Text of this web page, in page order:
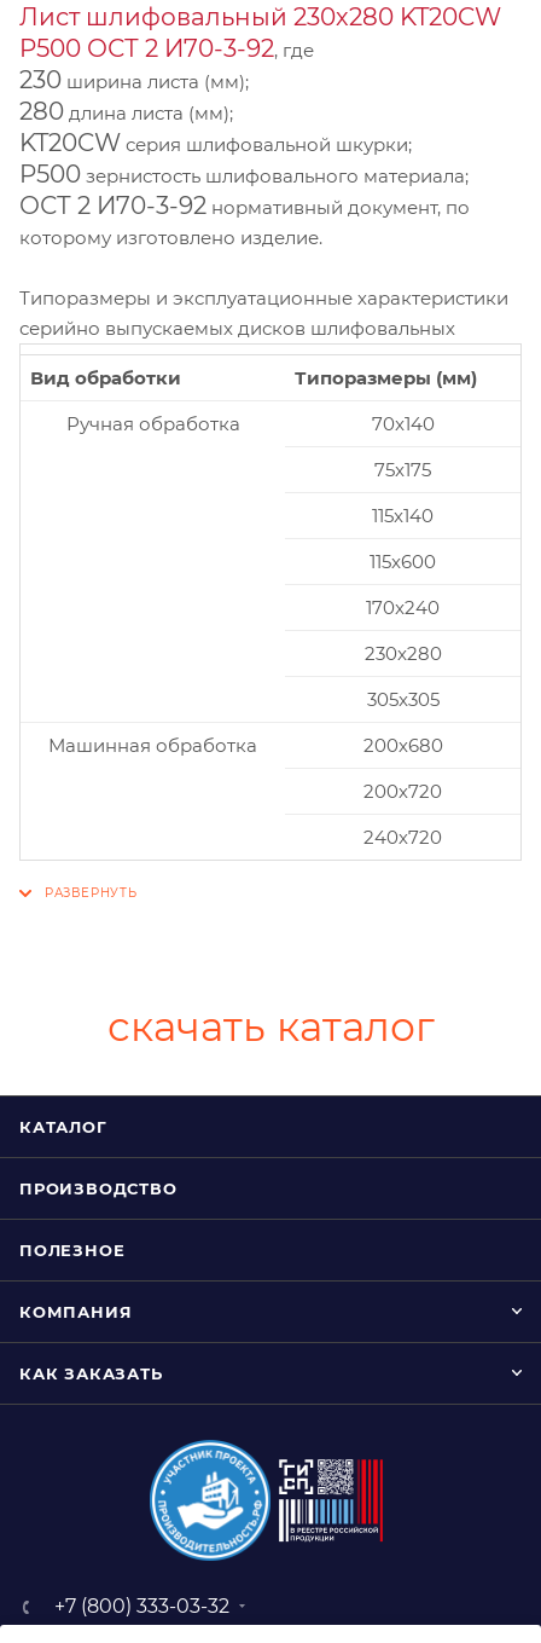
Лист шлифовальный 230х280 KT20CW
P500 ОСТ 2 И70-3-92, где
230 ширина листа (мм);
280 длина листа (мм);
KT20CW серия шлифовальной шкурки;
P500 зернистость шлифовального материала;
ОСТ 2 И70-3-92 нормативный документ, по
которому изготовлено изделие.
Типоразмеры и эксплуатационные характеристики
серийно выпускаемых дисков шлифовальных
Вид обработки
Типоразмеры (мм)
Ручная обработка
70x140
75x175
115x140
115x600
170x240
230x280
305x305
Машинная обработка
200х680
200х720
240х720
скачать каталог
КАТАЛОГ
ПРОИЗВОДСТВО
ПОЛЕЗНОЕ
КОМПАНИЯ
КАК ЗАКАЗАТЬ
+7 (800) 333-03-32